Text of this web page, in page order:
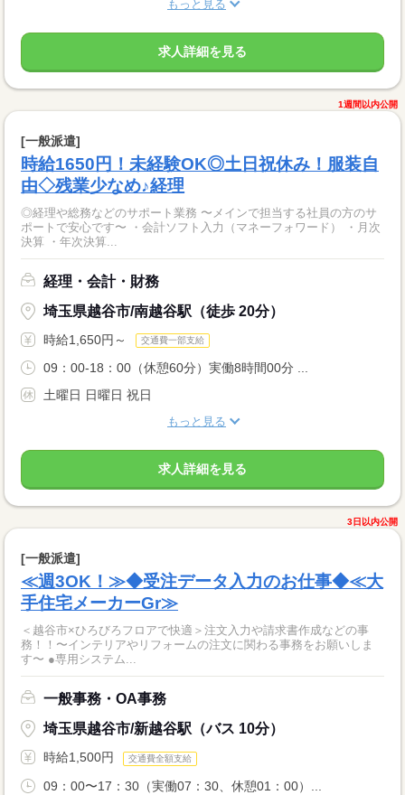
もっと見る
求人詳細を見る
1週間以内公開
[一般派遣]
時給1650円！未経験OK◎土日祝休み！服装自
由◇残業少なめ♪経理
◎経理や総務などのサポート業務 〜メインで担当する社員の方のサ
ポートで安心です〜 ・会計ソフト入力（マネーフォワード） ・月次
決算 ・年次決算...
経理・会計・財務
埼玉県越谷市/南越谷駅（徒歩 20分）
時給1,650円～ 交通費一部支給
09：00-18：00（休憩60分）実働8時間00分 ...
土曜日 日曜日 祝日
もっと見る
求人詳細を見る
3日以内公開
[一般派遣]
≪週3OK！≫◆受注データ入力のお仕事◆≪大
手住宅メーカーGr≫
＜越谷市×ひろびろフロアで快適＞注文入力や請求書作成などの事
務！！〜インテリアやリフォームの注文に関わる事務をお願いしま
す〜 ●専用システム...
一般事務・OA事務
埼玉県越谷市/新越谷駅（バス 10分）
時給1,500円 交通費全額支給
09：00〜17：30（実働07：30、休憩01：00）...